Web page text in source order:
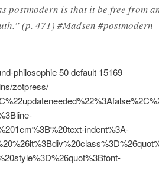
postmodern is that it be free from
(p. 471) #Madsen #postmodern
philosophie50default 15169
zotpress/
indent%3A-